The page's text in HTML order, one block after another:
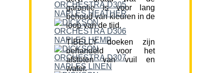
garantie is voor lang
behoud van kleuren in de
loop van de tijd.
TIBELLY doeken zijn
behandeld voor het
afstoten van vuil en
water.